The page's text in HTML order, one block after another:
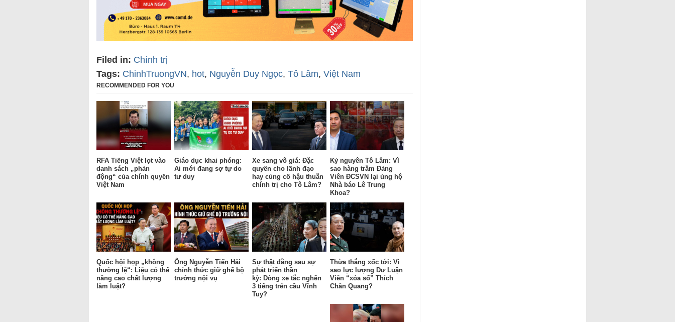
Filed in: Chính trị
Tags: ChinhTruongVN, hot, Nguyễn Duy Ngọc, Tô Lâm, Việt Nam
RECOMMENDED FOR YOU
RFA Tiếng Việt lọt vào
danh sách „phản
động“ của chính quyền
Việt Nam
Giáo dục khai phóng:
Ai mới đang sợ tự do
tư duy
Xe sang vô giá: Đặc
quyền cho lãnh đạo
hay củng cố hậu thuẫn
chính trị cho Tô Lâm?
Kỷ nguyên Tô Lâm: Vì
sao hàng trăm Đảng
Viên ĐCSVN lại ủng hộ
Nhà báo Lê Trung
Khoa?
Quốc hội họp „không
thường lệ“: Liệu có thể
nâng cao chất lượng
làm luật?
Ông Nguyễn Tiến Hải
chính thức giữ ghế bộ
trưởng nội vụ
Sự thật đằng sau sự
phát triển thần
kỳ: Dòng xe tắc nghẽn
3 tiếng trên cầu Vĩnh
Tuy?
Thừa thắng xốc tới: Vì
sao lực lượng Dư Luận
Viên “xóa sổ” Thích
Chân Quang?